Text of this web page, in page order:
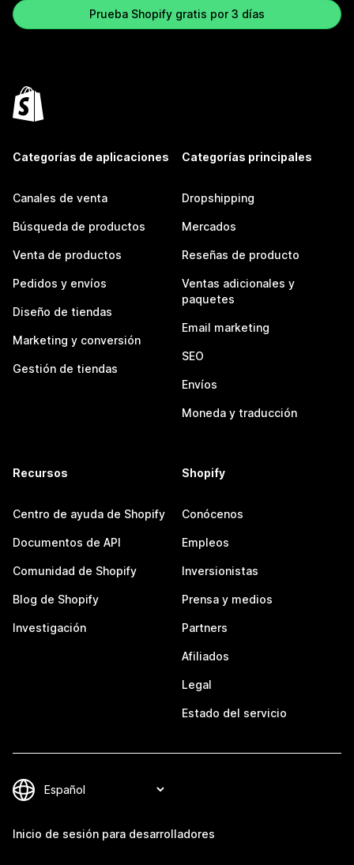
Prueba Shopify gratis por 3 días
Categorías de aplicaciones
Canales de venta
Búsqueda de productos
Venta de productos
Pedidos y envíos
Diseño de tiendas
Marketing y conversión
Gestión de tiendas
Categorías principales
Dropshipping
Mercados
Reseñas de producto
Ventas adicionales y
paquetes
Email marketing
SEO
Envíos
Moneda y traducción
Recursos
Centro de ayuda de Shopify
Documentos de API
Comunidad de Shopify
Blog de Shopify
Investigación
Shopify
Conócenos
Empleos
Inversionistas
Prensa y medios
Partners
Afiliados
Legal
Estado del servicio
Inicio de sesión para desarrolladores